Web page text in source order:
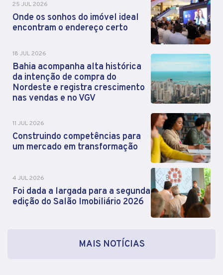
25 JUL 2026
Onde os sonhos do imóvel ideal
encontram o endereço certo
18 JUL 2026
Bahia acompanha alta histórica
da intenção de compra do
Nordeste e registra crescimento
nas vendas e no VGV
11 JUL 2026
Construindo competências para
um mercado em transformação
4 JUL 2026
Foi dada a largada para a segunda
edição do Salão Imobiliário 2026
MAIS NOTÍCIAS